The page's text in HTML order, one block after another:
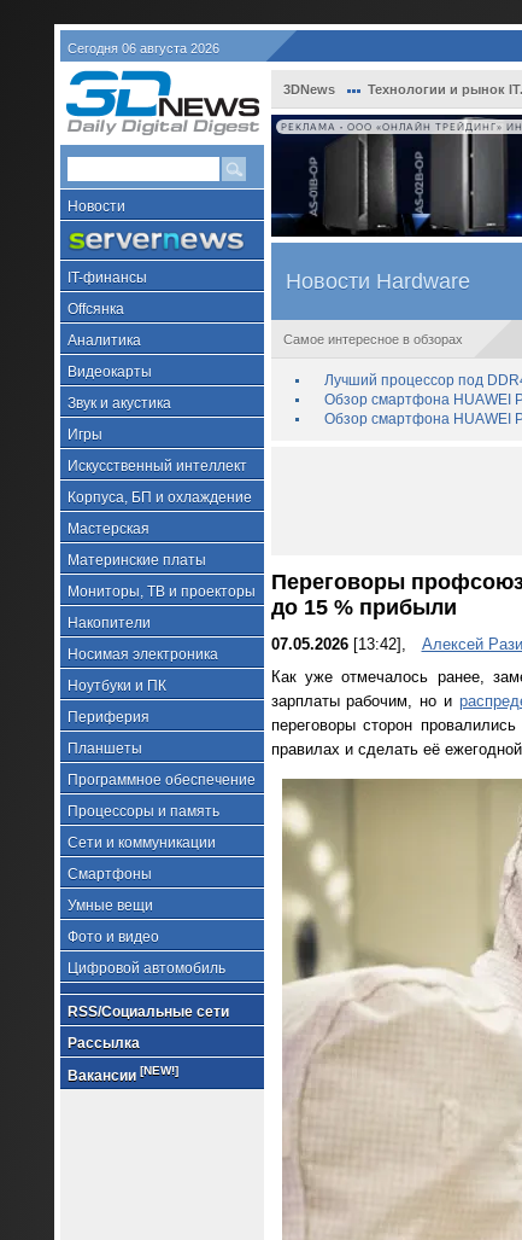
Сегодня 06 августа 2026
Новости
IT-финансы
Offсянка
Аналитика
Видеокарты
Звук и акустика
Игры
Искусственный интеллект
Корпуса, БП и охлаждение
Мастерская
Материнские платы
Мониторы, ТВ и проекторы
Накопители
Носимая электроника
Ноутбуки и ПК
Периферия
Планшеты
Программное обеспечение
Процессоры и память
Сети и коммуникации
Смартфоны
Умные вещи
Фото и видео
Цифровой автомобиль
RSS/Социальные сети
Рассылка
Вакансии [NEW!]
3DNews Технологии и рынок
РЕКЛАМА • ООО «ОНЛАЙН ТРЕЙДИНГ»
Новости Hardware
Самое интересное в обзорах
Лучший процессор под
Обзор смартфона HUAWEI
Обзор смартфона HUAWEI
Переговоры
до 15 % прибыли
07.05.2026[13:42],
Алексей
Как уже отмечалось ранее,
зарплаты рабочим, но и
переговоры сторон
правилах и сделать её